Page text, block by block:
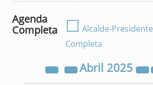
Agenda
Completa
☐ Alcalde-Presidente
Completa
Abril 2025